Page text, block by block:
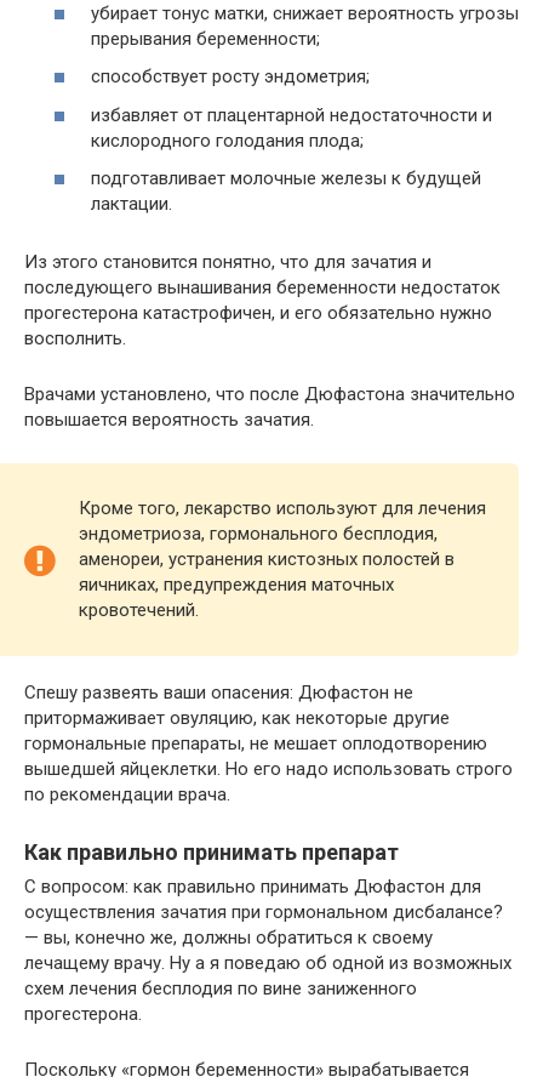
убирает тонус матки, снижает вероятность угрозы
прерывания беременности;
способствует росту эндометрия;
избавляет от плацентарной недостаточности и
кислородного голодания плода;
подготавливает молочные железы к будущей
лактации.
Из этого становится понятно, что для зачатия и
последующего вынашивания беременности недостаток
прогестерона катастрофичен, и его обязательно нужно
восполнить.
Врачами установлено, что после Дюфастона значительно
повышается вероятность зачатия.
Кроме того, лекарство используют для лечения
эндометриоза, гормонального бесплодия,
аменореи, устранения кистозных полостей в
яичниках, предупреждения маточных
кровотечений.
Спешу развеять ваши опасения: Дюфастон не
притормаживает овуляцию, как некоторые другие
гормональные препараты, не мешает оплодотворению
вышедшей яйцеклетки. Но его надо использовать строго
по рекомендации врача.
Как правильно принимать препарат
С вопросом: как правильно принимать Дюфастон для
осуществления зачатия при гормональном дисбалансе?
— вы, конечно же, должны обратиться к своему
лечащему врачу. Ну а я поведаю об одной из возможных
схем лечения бесплодия по вине заниженного
прогестерона.
Поскольку «гормон беременности» вырабатывается